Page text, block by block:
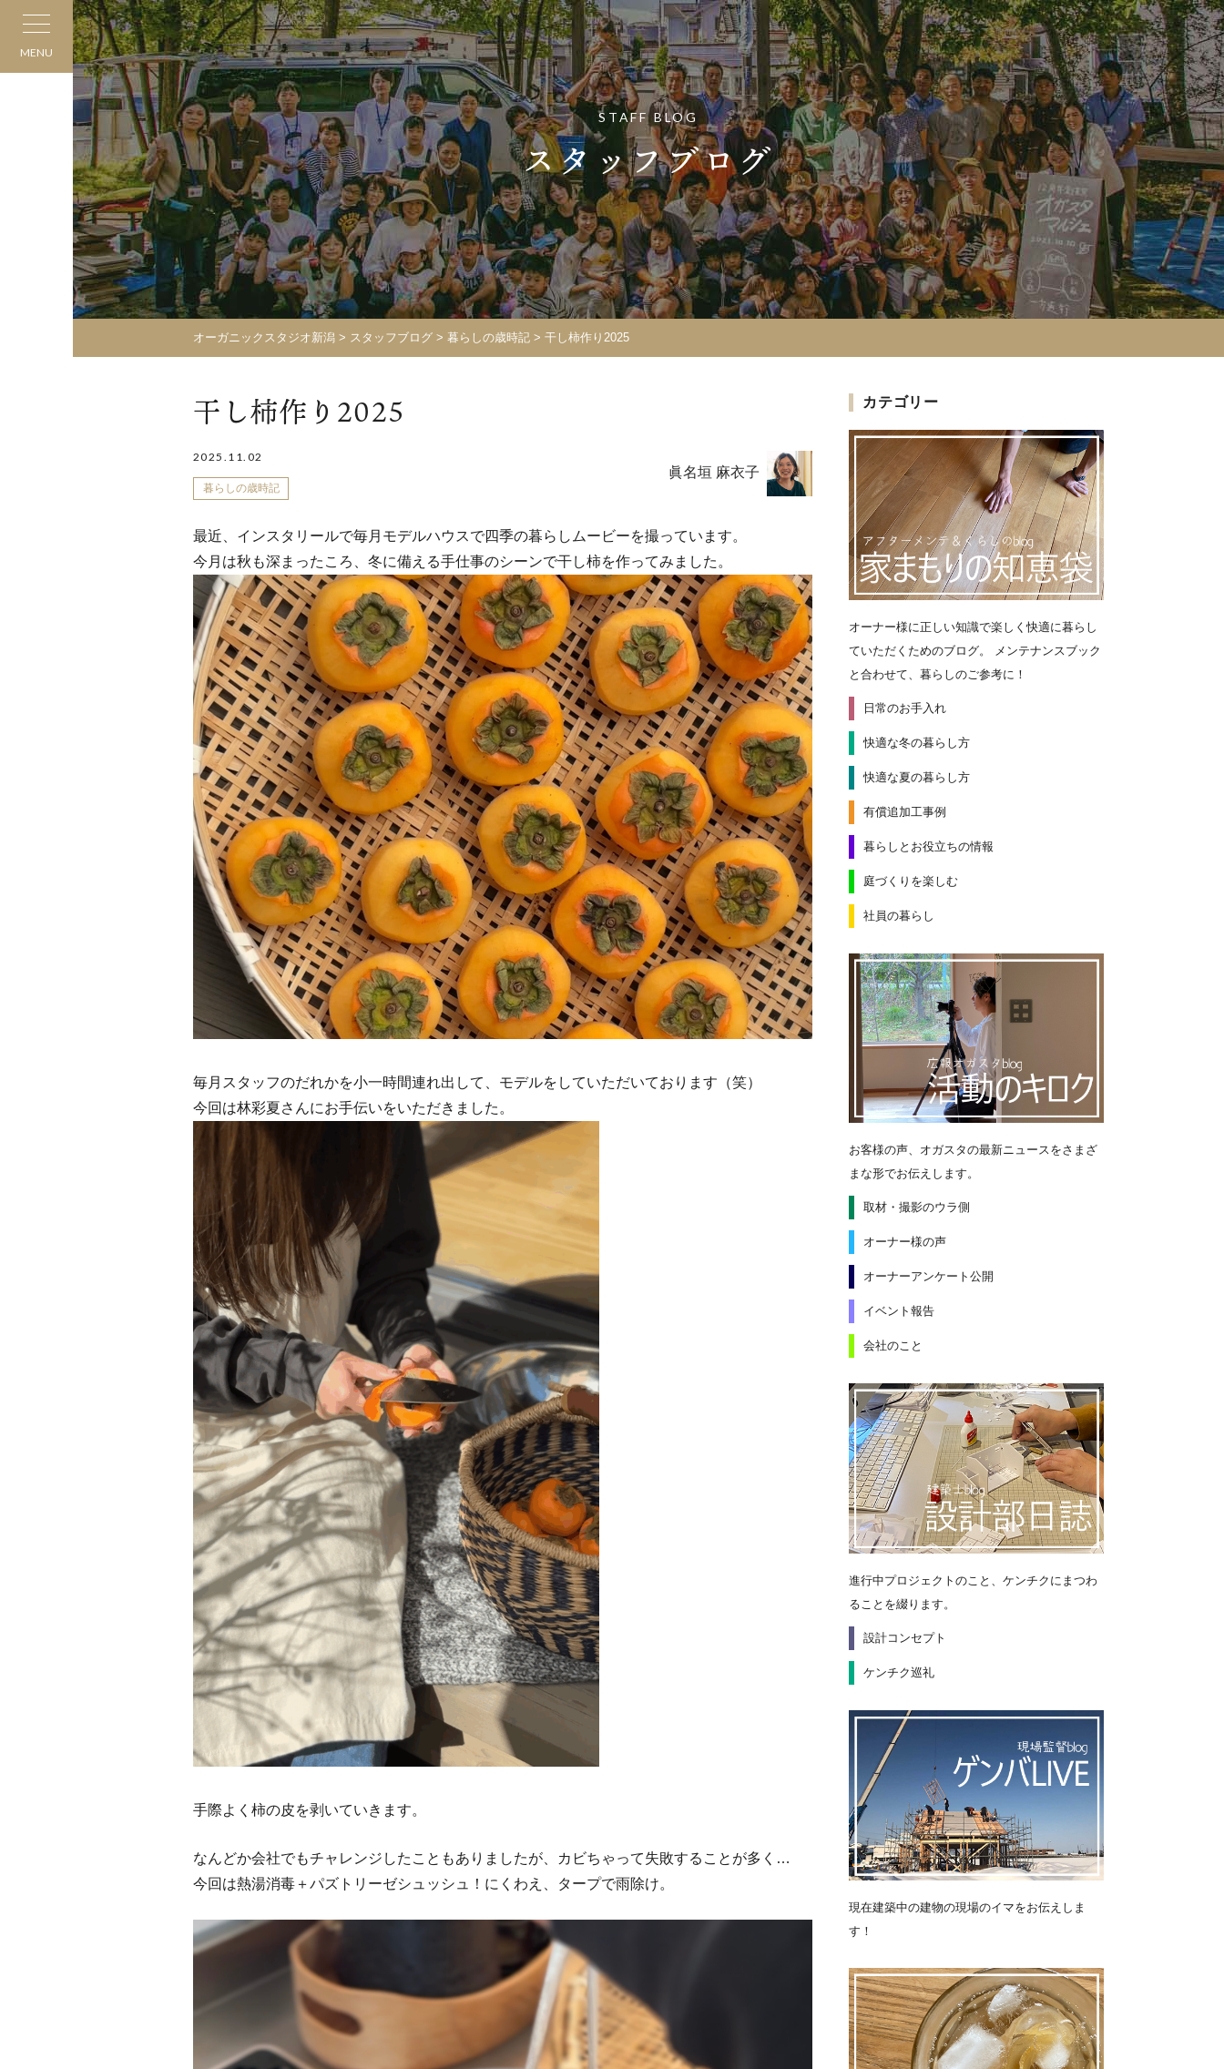
MENU
STAFF BLOG
スタッフブログ
オーガニックスタジオ新潟 > スタッフブログ > 暮らしの歳時記 > 干し柿作り2025
干し柿作り2025
2025.11.02
暮らしの歳時記
眞名垣 麻衣子
最近、インスタリールで毎月モデルハウスで四季の暮らしムービーを撮っています。
今月は秋も深まったころ、冬に備える手仕事のシーンで干し柿を作ってみました。
毎月スタッフのだれかを小一時間連れ出して、モデルをしていただいております（笑）
今回は林彩夏さんにお手伝いをいただきました。
手際よく柿の皮を剥いていきます。
なんどか会社でもチャレンジしたこともありましたが、カビちゃって失敗することが多く…
今回は熱湯消毒＋パズトリーゼシュッシュ！にくわえ、タープで雨除け。
カテゴリー
オーナー様に正しい知識で楽しく快適に暮らし
ていただくためのブログ。
メンテナンスブック
と合わせて、暮らしのご参考に！
日常のお手入れ
快適な冬の暮らし方
快適な夏の暮らし方
有償追加工事例
暮らしとお役立ちの情報
庭づくりを楽しむ
社員の暮らし
お客様の声、オガスタの最新ニュースをさまざ
まな形でお伝えします。
取材・撮影のウラ側
オーナー様の声
オーナーアンケート公開
イベント報告
会社のこと
進行中プロジェクトのこと、ケンチクにまつわ
ることを綴ります。
設計コンセプト
ケンチク巡礼
現在建築中の建物の現場のイマをお伝えしま
す！